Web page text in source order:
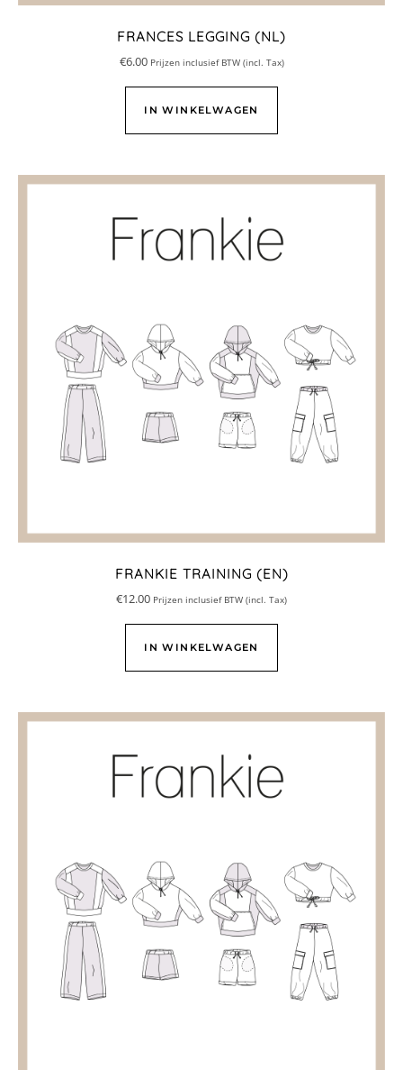
FRANCES LEGGING (NL)
€6.00 Prijzen inclusief BTW (incl. Tax)
IN WINKELWAGEN
FRANKIE TRAINING (EN)
€12.00 Prijzen inclusief BTW (incl. Tax)
IN WINKELWAGEN